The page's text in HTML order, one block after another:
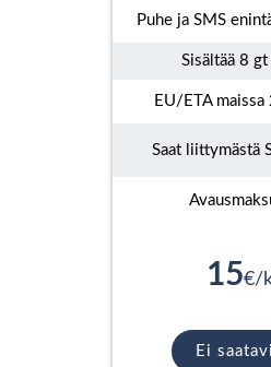
Puhe ja SMS
Sisältää 8 gt
EU/ETA
Saat liittymästä
15€/
Ei